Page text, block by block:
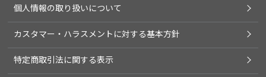
個人情報の取り扱いについて
カスタマー・ハラスメントに対する基本方針
特定商取引法に関する表示